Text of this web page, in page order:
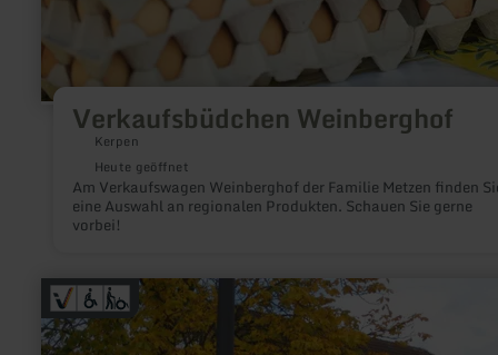
Verkaufsbüdchen Weinberghof
Kerpen
Heute geöffnet
Am Verkaufswagen Weinberghof der Familie Metzen finden
eine Auswahl an regionalen Produkten. Schauen Sie gerne
vorbei!
mehr
erfahren
zu:
Tourist-